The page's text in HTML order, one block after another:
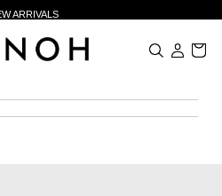
ARRIVALS
ポイントプレゼント
一部業務休業のお知らせ